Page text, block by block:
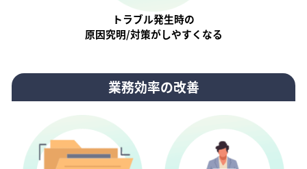
トラブル発生時の
原因究明/対策がしやすくなる
業務効率の改善